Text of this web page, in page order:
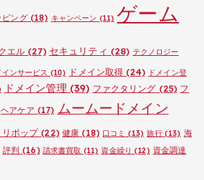
ピング(18) キャンペーン (11) ゲーム
エル(27) セキュリティ (28) テクノロジー
インサービス (10) ドメイン取得 (24) ドメイン登
ドメイン管理 (39) ファクタリング (25) フ
ヘアケア (17) ムームードメイン
リポップ(22) 健康 (18) 口コミ (13) 旅行(13) 海
評判 (16) 請求書買取 (11) 資金繰り (12) 資金調達